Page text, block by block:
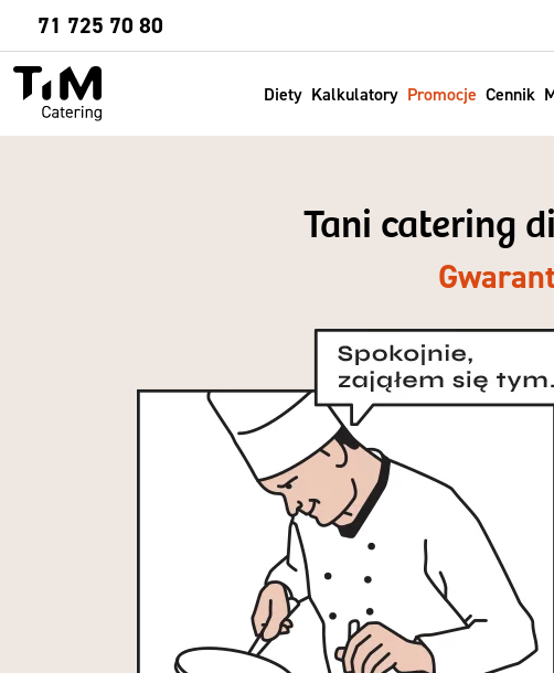
71 725 70 80
Diety Kalkulatory Promocje Cennik
Sprawdź
Tani catering